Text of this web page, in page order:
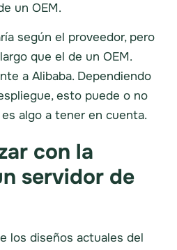
un OEM.
según el proveedor, pero
que el de un OEM.
a Alibaba. Dependiendo
esto puede o no
algo a tener en cuenta.
con la
servidor de
los diseños actuales del